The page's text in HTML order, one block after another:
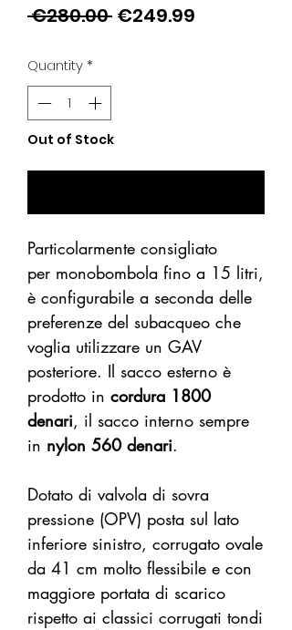
€280.00 Regular
€249.99
Quantity*
Out of Stock
Particolarmente consigliato
per monobombola fino a 15 litri,
è configurabile a seconda delle
preferenze del subacqueo che
voglia utilizzare un GAV
posteriore. Il sacco esterno è
prodotto in cordura 1800
denari, il sacco interno sempre
in nylon 560 denari.
Dotato di valvola di sovra
pressione (OPV) posta sul lato
inferiore sinistro, corrugato ovale
da 41 cm molto flessibile e con
maggiore portata di scarico
rispetto ai classici corrugati tondi